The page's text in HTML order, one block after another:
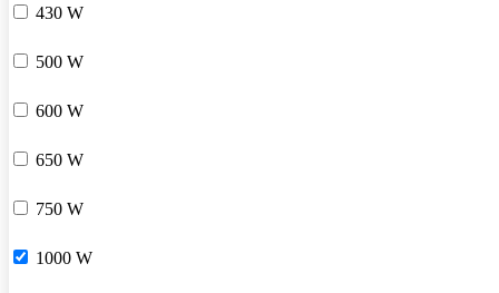
430 W
500 W
600 W
650 W
750 W
1000 W